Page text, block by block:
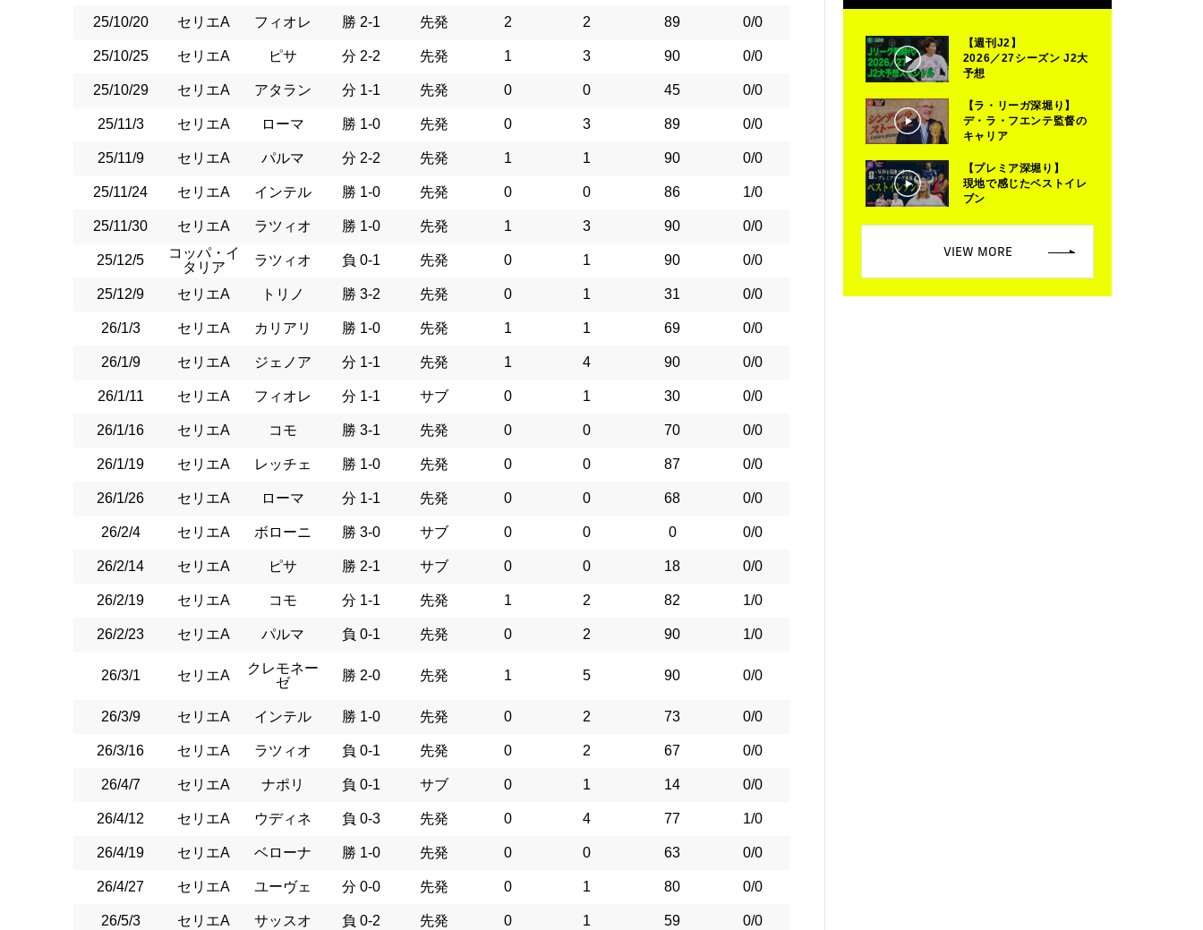
25/10/20 セリエA フィオレ 勝 2-1 先発 2 2 89 0/0
25/10/25 セリエA ピサ 分 2-2 先発 1 3 90 0/0
25/10/29 セリエA アタラン 分 1-1 先発 0 0 45 0/0
25/11/3 セリエA ローマ 勝 1-0 先発 0 3 89 0/0
25/11/9 セリエA パルマ 分 2-2 先発 1 1 90 0/0
25/11/24 セリエA インテル 勝 1-0 先発 0 0 86 1/0
25/11/30 セリエA ラツィオ 勝 1-0 先発 1 3 90 0/0
25/12/5
コッパ・イ
タリア
ラツィオ 負 0-1 先発 0 1 90 0/0
25/12/9 セリエA トリノ 勝 3-2 先発 0 1 31 0/0
26/1/3 セリエA カリアリ 勝 1-0 先発 1 1 69 0/0
26/1/9 セリエA ジェノア 分 1-1 先発 1 4 90 0/0
26/1/11 セリエA フィオレ 分 1-1 サブ 0 1 30 0/0
26/1/16 セリエA コモ 勝 3-1 先発 0 0 70 0/0
26/1/19 セリエA レッチェ 勝 1-0 先発 0 0 87 0/0
26/1/26 セリエA ローマ 分 1-1 先発 0 0 68 0/0
26/2/4 セリエA ボローニ 勝 3-0 サブ 0 0 0 0/0
26/2/14 セリエA ピサ 勝 2-1 サブ 0 0 18 0/0
26/2/19 セリエA コモ 分 1-1 先発 1 2 82 1/0
26/2/23 セリエA パルマ 負 0-1 先発 0 2 90 1/0
26/3/1 セリエA
クレモネー
ゼ
勝 2-0 先発 1 5 90 0/0
26/3/9 セリエA インテル 勝 1-0 先発 0 2 73 0/0
26/3/16 セリエA ラツィオ 負 0-1 先発 0 2 67 0/0
26/4/7 セリエA ナポリ 負 0-1 サブ 0 1 14 0/0
26/4/12 セリエA ウディネ 負 0-3 先発 0 4 77 1/0
26/4/19 セリエA ベローナ 勝 1-0 先発 0 0 63 0/0
26/4/27 セリエA ユーヴェ 分 0-0 先発 0 1 80 0/0
26/5/3 セリエA サッスオ 負 0-2 先発 0 1 59 0/0
【週刊J2】
2026／27シーズン J2大
予想
【ラ・リーガ深堀り】
デ・ラ・フエンテ監督の
キャリア
【プレミア深堀り】
現地で感じたベストイレ
ブン
VIEW MORE